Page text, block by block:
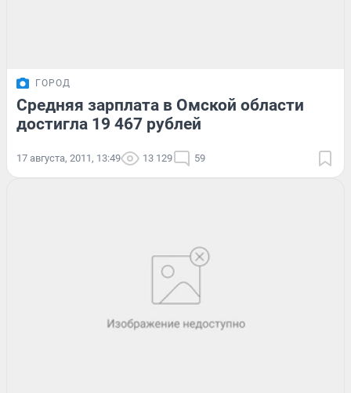
ГОРОД
Средняя зарплата в Омской области
достигла 19 467 рублей
17 августа, 2011, 13:49 13 129 59